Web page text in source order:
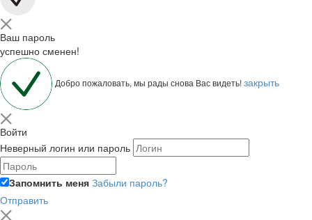
Ваш пароль
успешно сменен!
Добро пожаловать, мы рады снова Вас видеть!закрыть
Войти
Неверный логин или пароль
Запомнить меня Забыли пароль?
Отправить